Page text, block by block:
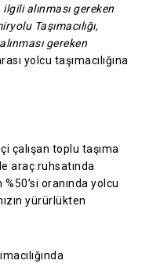
alınması gereken
Taşımacılığı,
gereken
yolcu taşımacılığına
çalışan toplu taşıma
araç ruhsatında
oranında yolcu
yürürlükten